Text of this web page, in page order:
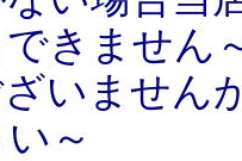
きません
いません
～